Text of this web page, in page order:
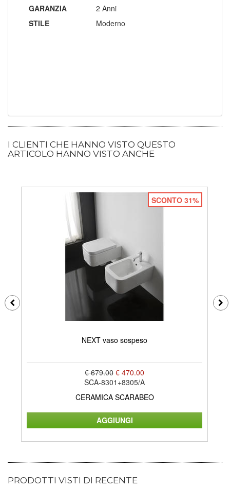
GARANZIA
2 Anni
STILE
Moderno
I CLIENTI CHE HANNO VISTO QUESTO
ARTICOLO HANNO VISTO ANCHE
SCONTO 31%
NEXT vaso sospeso
€ 679.00 € 470.00
SCA-8301+8305/A
CERAMICA SCARABEO
PRODOTTI VISTI DI RECENTE